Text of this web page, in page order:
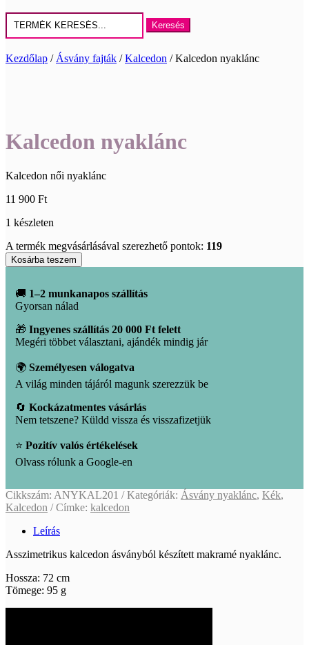
Keresés
erre:
Kezdőlap / Ásvány fajták /Kalcedon / Kalcedon nyaklánc
Kalcedon nyaklánc
Kalcedon női nyaklánc
11 900 Ft
1 készleten
A termék megvásárlásával szerezhető pontok: 119
Kalcedon
nyaklánc
Kosárba teszem
🚚 1–2 munkanapos szállítás
Gyorsan nálad
🎁 Ingyenes szállítás 20 000 Ft felett
Megéri többet választani, ajándék mindig jár
🌍 Személyesen válogatva
A világ minden tájáról magunk szerezzük be
🔄 Kockázatmentes vásárlás
Nem tetszene? Küldd vissza és visszafizetjük
⭐ Pozitív valós értékelések
Olvass rólunk a Google-en
Cikkszám: ANYKAL201 Kategóriák: Ásvány nyaklánc, Kék,
Kalcedon
Címke: kalcedon
Leírás
Asszimetrikus kalcedon ásványból készített makramé nyaklánc.
Hossza: 72 cm
Tömege: 95 g